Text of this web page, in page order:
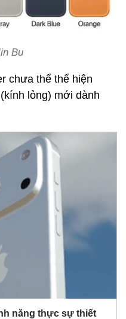
Bu
chưa thể thể hiện
lỏng) mới dành
năng thực sự thiết